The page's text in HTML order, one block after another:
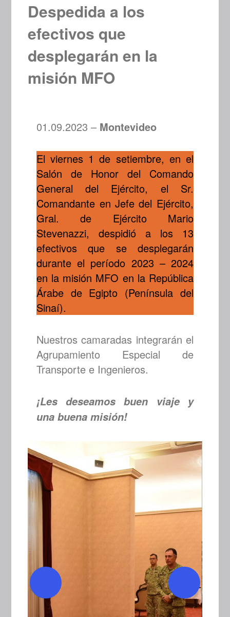
Despedida a los
efectivos que
desplegarán en la
misión MFO
01.09.2023 – Montevideo
El viernes 1 de setiembre, en el
Salón de Honor del Comando
General del Ejército, el Sr.
Comandante en Jefe del Ejército,
Gral. de Ejército Mario
Stevenazzi, despidió a los 13
efectivos que se desplegarán
durante el período 2023 – 2024
en la misión MFO en la República
Árabe de Egipto (Península del
Sinaí).
Nuestros camaradas integrarán el
Agrupamiento Especial de
Transporte e Ingenieros.
¡Les deseamos buen viaje y
una buena misión!